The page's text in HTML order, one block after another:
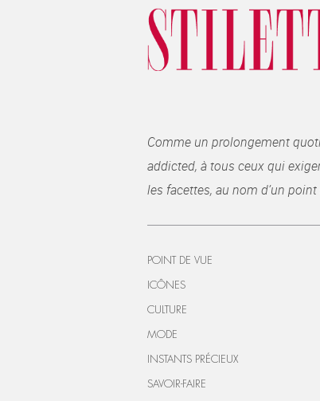
Comme un prolongement
addicted, à tous ceux qui
les facettes, au nom d’un
POINT DE VUE
ICÔNES
CULTURE
MODE
INSTANTS PRÉCIEUX
SAVOIR-FAIRE